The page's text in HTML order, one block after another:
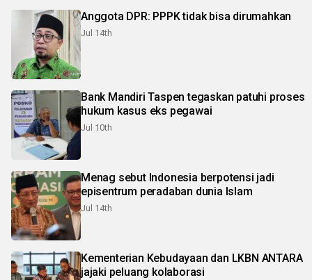
Anggota DPR: PPPK tidak bisa dirumahkan
Jul 14th
Bank Mandiri Taspen tegaskan patuhi proses
hukum kasus eks pegawai
Jul 10th
Menag sebut Indonesia berpotensi jadi
episentrum peradaban dunia Islam
Jul 14th
Kementerian Kebudayaan dan LKBN ANTARA
jajaki peluang kolaborasi